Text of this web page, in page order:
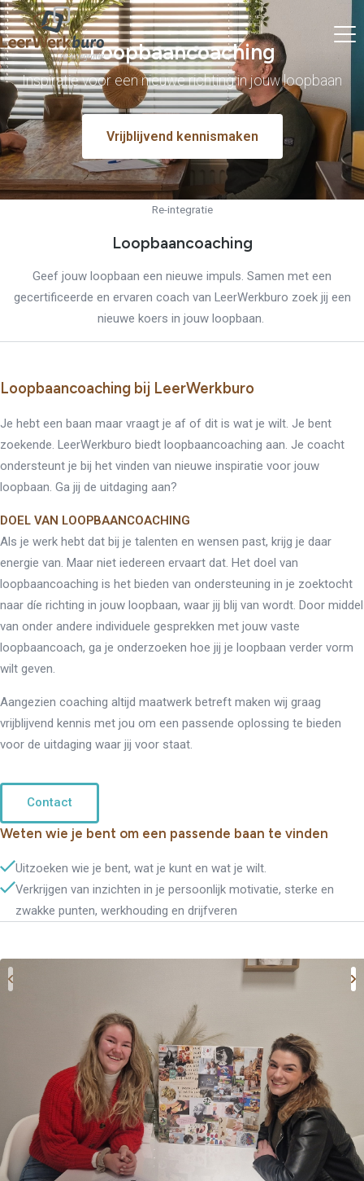
Loopbaancoaching
Inspiratie voor een nieuwe richting in jouw loopbaan
Vrijblijvend kennismaken
Re-integratie
Loopbaancoaching
Geef jouw loopbaan een nieuwe impuls. Samen met een
gecertificeerde en ervaren coach van LeerWerkburo zoek jij een
nieuwe koers in jouw loopbaan.
Loopbaancoaching bij LeerWerkburo
Je hebt een baan maar vraagt je af of dit is wat je wilt. Je bent
zoekende. LeerWerkburo biedt loopbaancoaching aan. Je coacht
ondersteunt je bij het vinden van nieuwe inspiratie voor jouw
loopbaan. Ga jij de uitdaging aan?
DOEL VAN LOOPBAANCOACHING
Als je werk hebt dat bij je talenten en wensen past, krijg je daar
energie van. Maar niet iedereen ervaart dat. Het doel van
loopbaancoaching is het bieden van ondersteuning in je zoektocht
naar díe richting in jouw loopbaan, waar jij blij van wordt. Door middel
van onder andere individuele gesprekken met jouw vaste
loopbaancoach, ga je onderzoeken hoe jij je loopbaan verder vorm
wilt geven.
Aangezien coaching altijd maatwerk betreft maken wij graag
vrijblijvend kennis met jou om een passende oplossing te bieden
voor de uitdaging waar jij voor staat.
Contact
Weten wie je bent om een passende baan te vinden
Uitzoeken wie je bent, wat je kunt en wat je wilt.
Verkrijgen van inzichten in je persoonlijk motivatie, sterke en
zwakke punten, werkhouding en drijfveren